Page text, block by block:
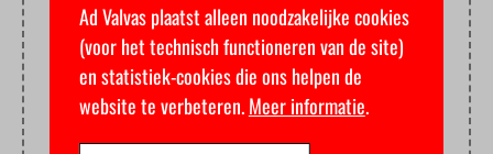
Ad Valvas plaatst alleen noodzakelijke cookies
(voor het technisch functioneren van de site)
en statistiek-cookies die ons helpen de
website te verbeteren.Meer informatie.